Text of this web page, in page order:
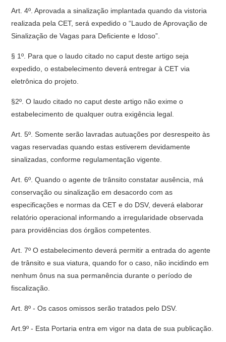
Art. 4º. Aprovada a sinalização implantada quando da vistoria
realizada pela CET, será expedido o “Laudo de Aprovação de
Sinalização de Vagas para Deficiente e Idoso”.
§ 1º. Para que o laudo citado no caput deste artigo seja
expedido, o estabelecimento deverá entregar à CET via
eletrônica do projeto.
§2º. O laudo citado no caput deste artigo não exime o
estabelecimento de qualquer outra exigência legal.
Art. 5º. Somente serão lavradas autuações por desrespeito às
vagas reservadas quando estas estiverem devidamente
sinalizadas, conforme regulamentação vigente.
Art. 6º. Quando o agente de trânsito constatar ausência, má
conservação ou sinalização em desacordo com as
especificações e normas da CET e do DSV, deverá elaborar
relatório operacional informando a irregularidade observada
para providências dos órgãos competentes.
Art. 7º O estabelecimento deverá permitir a entrada do agente
de trânsito e sua viatura, quando for o caso, não incidindo em
nenhum ônus na sua permanência durante o período de
fiscalização.
Art. 8º - Os casos omissos serão tratados pelo DSV.
Art.9º - Esta Portaria entra em vigor na data de sua publicação.